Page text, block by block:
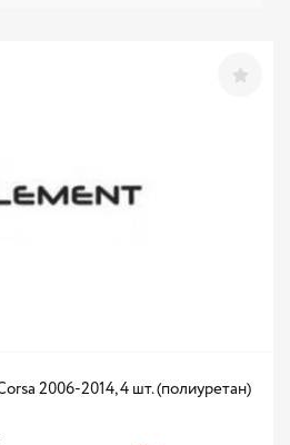
2006-2014, 4 шт. (полиуретан)